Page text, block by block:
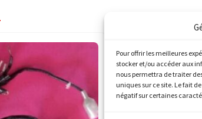
Pour offrir les meilleures
stocker et/ou accéder aux
nous permettra de traiter
uniques sur ce site. Le fait
négatif sur certaines